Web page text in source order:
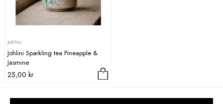
Johlini
Johlini Sparkling tea Pineapple &
Jasmine
25,00 kr